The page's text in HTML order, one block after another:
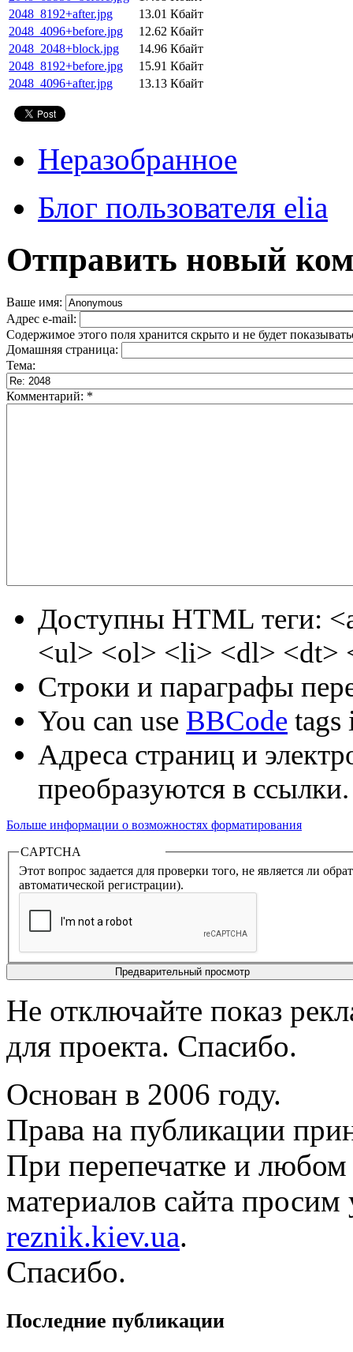
2048_8192+after.jpg
13.01 Кбайт
2048_4096+before.jpg
12.62 Кбайт
2048_2048+block.jpg
14.96 Кбайт
2048_8192+before.jpg
15.91 Кбайт
2048_4096+after.jpg
13.13 Кбайт
Неразобранное
Блог пользователя elia
Отправить новый
Ваше имя:
Адрес e-mail:
Содержимое этого поля хранится скрыто и не будет
Домашняя страница:
Тема:
Комментарий: *
Доступны HTML теги:
<ul> <ol> <li> <dl> <dt>
Строки и параграфы
You can use BBCode tags
Адреса страниц и
преобразуются в ссылки.
Больше информации о возможностях форматирования
CAPTCHA
Этот вопрос задается для проверки того, не является ли
автоматической регистрации).
Не отключайте показ
для проекта. Спасибо.
Основан в 2006 году.
Права на публикации
При перепечатке и
материалов сайта просим
reznik.kiev.ua.
Спасибо.
Последние публикации